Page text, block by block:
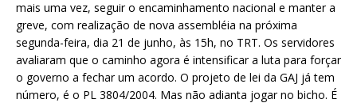
mais uma vez, seguir o encaminhamento nacional e manter a
greve, com realização de nova assembléia na próxima
segunda-feira, dia 21 de junho, às 15h, no TRT. Os servidores
avaliaram que o caminho agora é intensificar a luta para forçar
o governo a fechar um acordo. O projeto de lei da GAJ já tem
número, é o PL 3804/2004. Mas não adianta jogar no bicho. É